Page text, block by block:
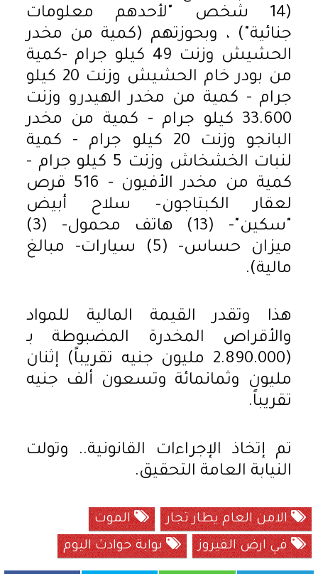
(14 شخص "لأحدهم معلومات
جنائية") ، وبحوزتهم (كمية من مخدر
الحشيش وزنت 49 كيلو جرام -كمية
من بودر خام الحشيش وزنت 20 كيلو
جرام - كمية من مخدر الهيدرو وزنت
33.600 كيلو جرام - كمية من مخدر
البانجو وزنت 20 كيلو جرام - كمية
لنبات الخشخاش وزنت 5 كيلو جرام -
كمية من مخدر الأفيون - 516 قرص
لعقار الكبتاجون– سلاح أبيض
"سكين"- (13) هاتف محمول- (3)
ميزان حساس- (5) سيارات- مبالغ
مالية).
هذا وتقدر القيمة المالية للمواد
والأقراص المخدرة المضبوطة بـ
(2.890.000 مليون جنيه تقريباً) إثنان
مليون وثمانمائة وتسعون ألف جنيه
تقريباً.
تم إتخاذ الإجراءات القانونية.. وتولت
النيابة العامة التحقيق.
الامن العام يطار تجار
الموت
في ارض الفيروز
بوابة حوادث اليوم